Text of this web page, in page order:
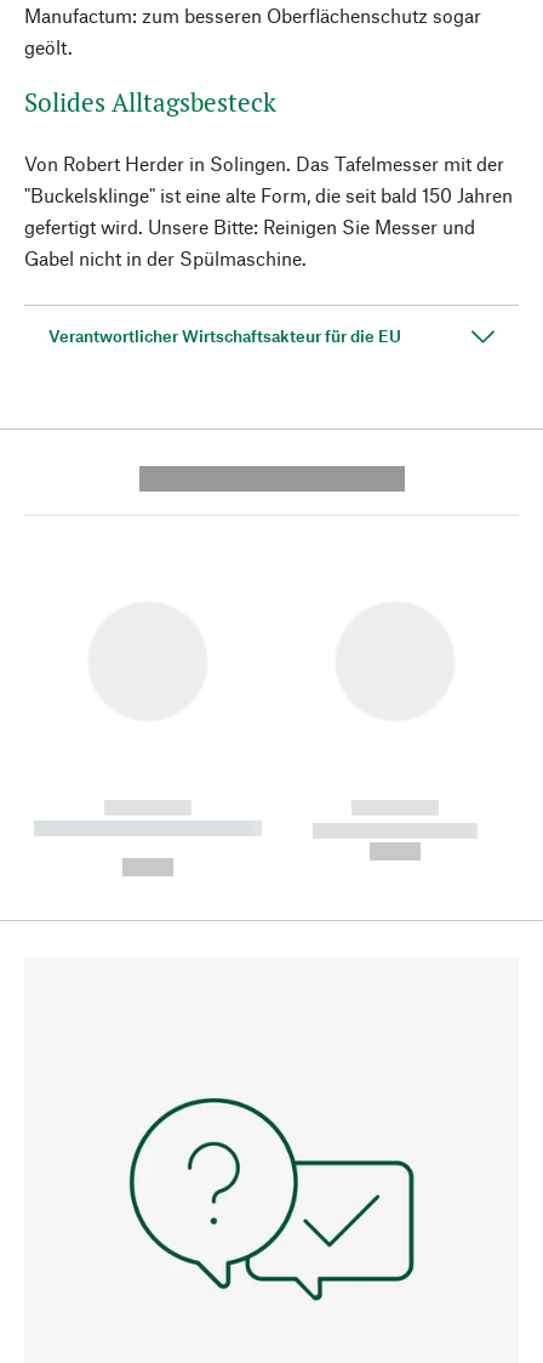
Manufactum: zum besseren Oberflächenschutz sogar
geölt.
Solides Alltagsbesteck
Von Robert Herder in Solingen. Das Tafelmesser mit der
"Buckelsklinge" ist eine alte Form, die seit bald 150 Jahren
gefertigt wird. Unsere Bitte: Reinigen Sie Messer und
Gabel nicht in der Spülmaschine.
Verantwortlicher Wirtschaftsakteur für die EU
------------
----------- ----------- --------
------------
----------- -----------